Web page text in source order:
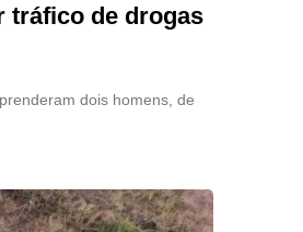
tráfico de drogas
dois homens, de